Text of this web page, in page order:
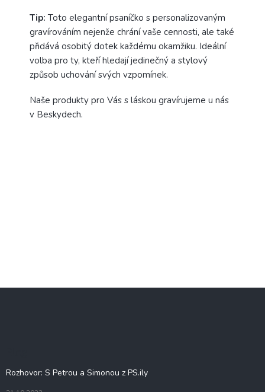
Tip: Toto elegantní psaníčko s personalizovaným
gravírováním nejenže chrání vaše cennosti, ale také
přidává osobitý dotek každému okamžiku. Ideální
volba pro ty, kteří hledají jedinečný a stylový
způsob uchování svých vzpomínek.
Naše produkty pro Vás s láskou gravírujeme u nás
v Beskydech.
Rozhovor: S Petrou a Simonou z PS.ily